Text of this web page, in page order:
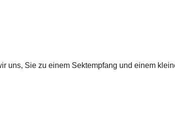
uns, Sie zu einem Sektempfang und einem